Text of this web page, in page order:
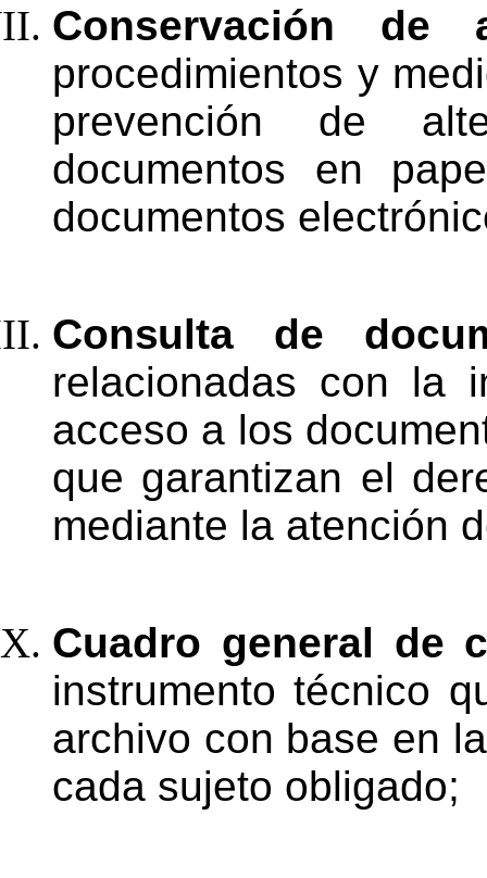
Conservación de
procedimientos y
prevención
de
documentos
en
documentos
Consulta de
relacionadas con la
acceso a los
que garantizan el
mediante la atención
Cuadro general de
instrumento técnico
archivo con base en
cada sujeto obligado;